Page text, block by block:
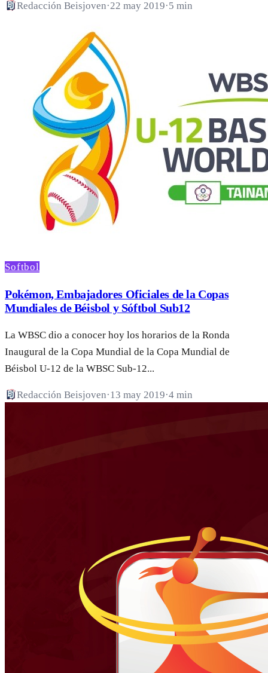
Redacción Beisjoven·22 may 2019·5 min
Softbol
Pokémon, Embajadores Oficiales de la Copas
Mundiales de Béisbol y Sóftbol Sub12
La WBSC dio a conocer hoy los horarios de la Ronda
Inaugural de la Copa Mundial de la Copa Mundial de
Béisbol U-12 de la WBSC Sub-12...
Redacción Beisjoven·13 may 2019·4 min